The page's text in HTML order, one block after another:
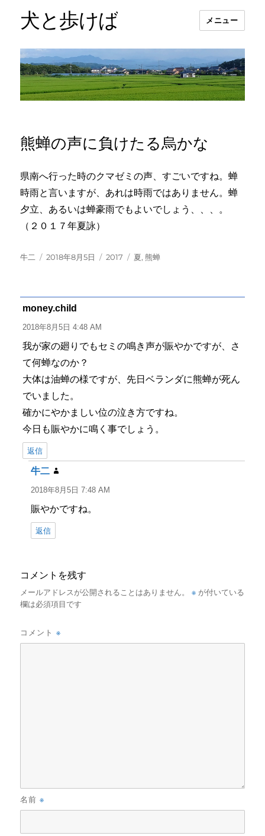
犬と歩けば メニュー
熊蝉の声に負けたる烏かな
県南へ行った時のクマゼミの声、すごいですね。蝉
時雨と言いますが、あれは時雨ではありません。蝉
夕立、あるいは蝉豪雨でもよいでしょう、、、。
（２０１７年夏詠）
投
牛二
投
2018年8月5日
カ
2017
タ
夏, 熊蝉
money.child
り:
2018年8月5日 4:48 AM
我が家の廻りでもセミの鳴き声が賑やかですが、さ
て何蝉なのか？
大体は油蝉の様ですが、先日ベランダに熊蝉が死ん
でいました。
確かにやかましい位の泣き方ですね。
今日も賑やかに鳴く事でしょう。
返信
牛二
り:
2018年8月5日 7:48 AM
賑やかですね。
返信
コメントを残す
メールアドレスが公開されることはありません。 ※ が付いている
欄は必須項目です
コメント※
名前※